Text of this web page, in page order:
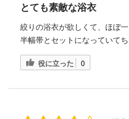
とても素敵な浴衣
絞りの浴衣が欲しくて、ほぼ
半幅帯とセットになっていて
役に立った 0